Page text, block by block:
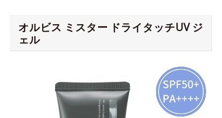
オルビス ミスター ドライタッチUV ジ
ェル